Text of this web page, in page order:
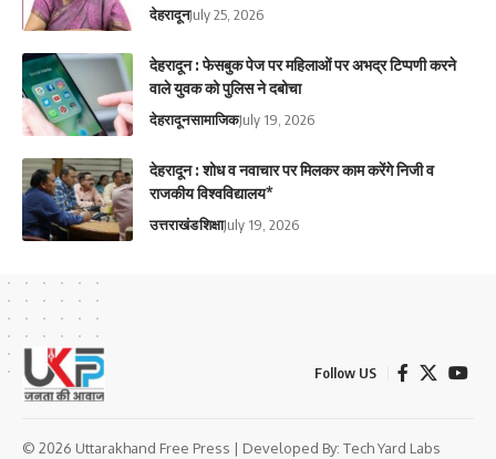
देहरादूनJuly 25, 2026
देहरादून : फेसबुक पेज पर महिलाओं पर अभद्र टिप्पणी करने
वाले युवक को पुलिस ने दबोचा
देहरादूनसामाजिकJuly 19, 2026
देहरादून : शोध व नवाचार पर मिलकर काम करेंगे निजी व
राजकीय विश्वविद्यालय*
उत्तराखंडशिक्षाJuly 19, 2026
Follow US
© 2026 Uttarakhand Free Press | Developed By: Tech Yard Labs